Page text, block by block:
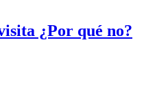
¿Por qué no?